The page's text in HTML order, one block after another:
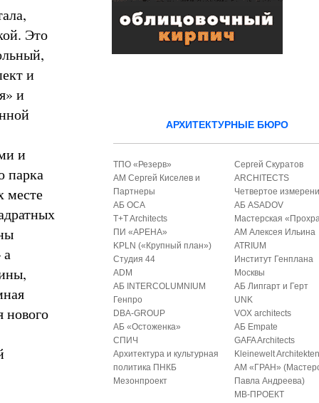
Это
и
и
и
парка
месте
а
нового
АРХИТЕКТУРНЫЕ БЮРО
ТПО «Резерв»
АМ Сергей Киселев и
Партнеры
АБ ОСА
T+T Architects
ПИ «АРЕНА»
KPLN («Крупный план»)
Студия 44
ADM
АБ INTERCOLUMNIUM
Генпро
DBA-GROUP
АБ «Остоженка»
СПИЧ
Архитектура и культурная
политика ПНКБ
Мезонпроект
Сергей Скуратов
ARCHITECTS
Четвертое
АБ ASADOV
Мастерская
АМ Алексея Ильина
ATRIUM
Институт Генплана
Москвы
АБ Липгарт и Герт
UNK
VOX architects
АБ Empate
GAFA Architects
Kleinewelt
АМ «ГРАН»
Павла Андреева)
МВ-ПРОЕКТ